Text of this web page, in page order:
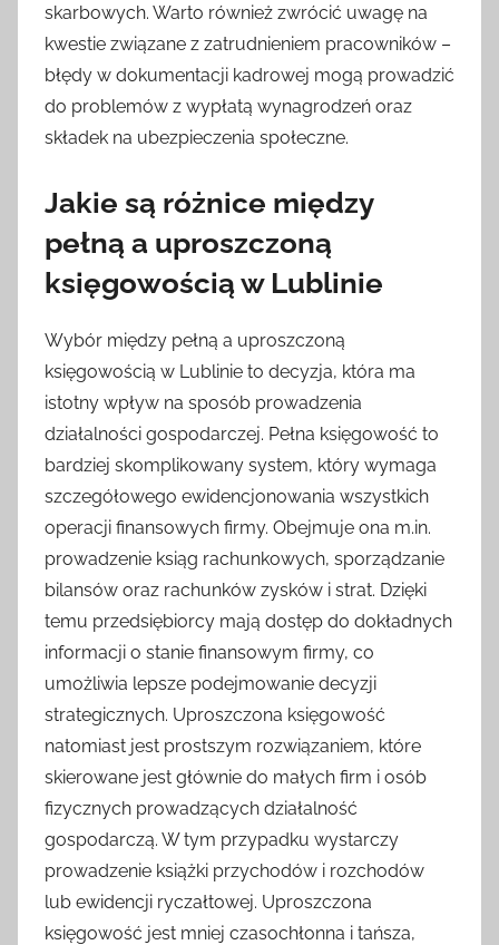
skarbowych. Warto również zwrócić uwagę na
kwestie związane z zatrudnieniem pracowników –
błędy w dokumentacji kadrowej mogą prowadzić
do problemów z wypłatą wynagrodzeń oraz
składek na ubezpieczenia społeczne.
Jakie są różnice między
pełną a uproszczoną
księgowością w Lublinie
Wybór między pełną a uproszczoną
księgowością w Lublinie to decyzja, która ma
istotny wpływ na sposób prowadzenia
działalności gospodarczej. Pełna księgowość to
bardziej skomplikowany system, który wymaga
szczegółowego ewidencjonowania wszystkich
operacji finansowych firmy. Obejmuje ona m.in.
prowadzenie ksiąg rachunkowych, sporządzanie
bilansów oraz rachunków zysków i strat. Dzięki
temu przedsiębiorcy mają dostęp do dokładnych
informacji o stanie finansowym firmy, co
umożliwia lepsze podejmowanie decyzji
strategicznych. Uproszczona księgowość
natomiast jest prostszym rozwiązaniem, które
skierowane jest głównie do małych firm i osób
fizycznych prowadzących działalność
gospodarczą. W tym przypadku wystarczy
prowadzenie książki przychodów i rozchodów
lub ewidencji ryczałtowej. Uproszczona
księgowość jest mniej czasochłonna i tańsza,